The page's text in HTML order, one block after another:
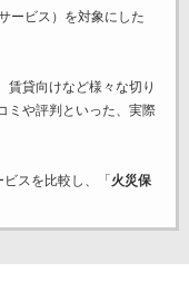
ービス）を対象にした
賃貸向けなど様々な切り
ミや評判といった、実際
ビスを比較し、「火災保